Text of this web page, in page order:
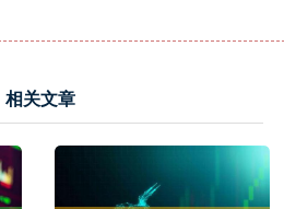
相关文章